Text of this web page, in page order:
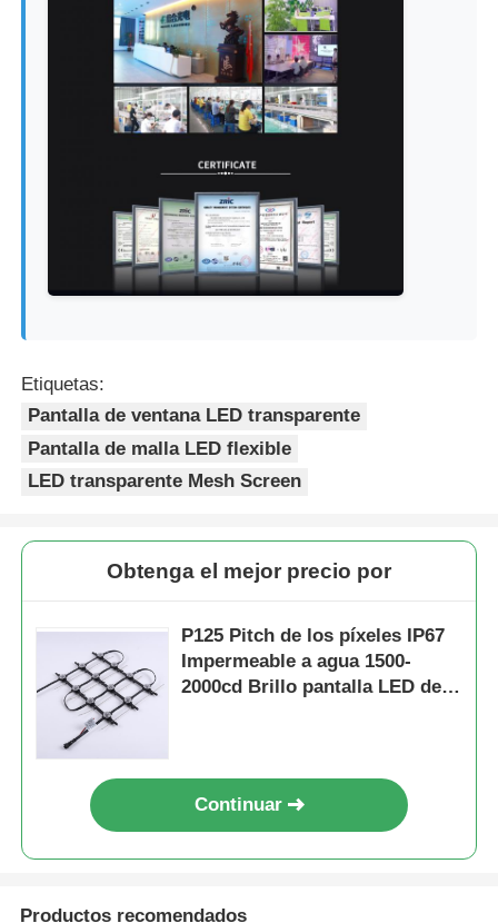
Etiquetas:
Pantalla de ventana LED transparente
Pantalla de malla LED flexible
LED transparente Mesh Screen
Obtenga el mejor precio por
P125 Pitch de los píxeles IP67
Impermeable a agua 1500-
2000cd Brillo pantalla LED de
Continuar
Productos recomendados